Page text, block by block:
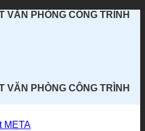
VĂN PHÒNG CÔNG TRÌNH
VĂN PHÒNG CÔNG TRÌNH